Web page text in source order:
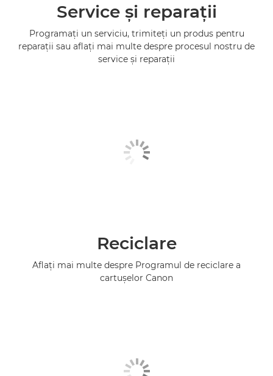
Service şi reparaţii
Programaţi un serviciu, trimiteţi un produs pentru
reparaţii sau aflaţi mai multe despre procesul nostru de
service şi reparaţii
Reciclare
Aflaţi mai multe despre Programul de reciclare a
cartuşelor Canon